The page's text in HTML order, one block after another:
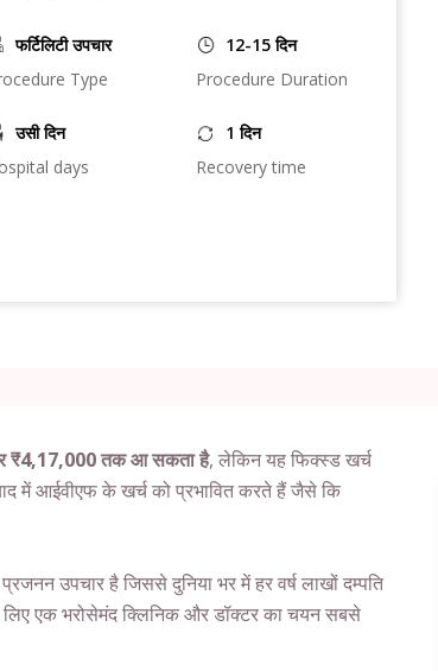
फर्टिलिटी उपचार
Type
12-15 दिन
Procedure Duration
उसी दिन
days
1 दिन
Recovery time
₹4,17,000 तक आ सकता है, लेकिन यह फिक्स्ड खर्च
में आईवीएफ के खर्च को प्रभावित करते हैं जैसे कि
उपचार है जिससे दुनिया भर में हर वर्ष लाखों दम्पति
एक भरोसेमंद क्लिनिक और डॉक्टर का चयन सबसे